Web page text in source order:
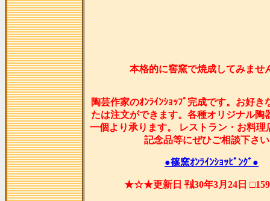
本格的に窖窯で焼成してみませ
陶芸作家のｵﾝﾗｲﾝｼｮｯﾌﾟ完成です。お好き
たは注文ができます。各種オリジナル陶
一個より承ります。 レストラン・お料理
記念品等にぜひご相談下さ
●篠窯ｵﾝﾗｲﾝｼｮｯﾋﾟﾝｸﾞ●
★☆★更新日 ㍻30年3月24日